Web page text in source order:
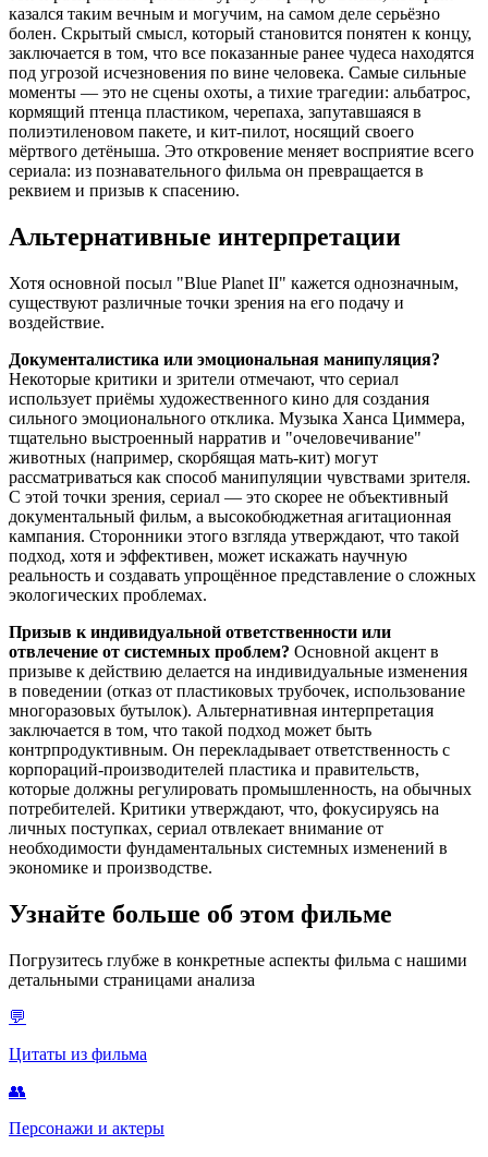
казался таким вечным и могучим, на самом деле серьёзно
болен. Скрытый смысл, который становится понятен к концу,
заключается в том, что все показанные ранее чудеса находятся
под угрозой исчезновения по вине человека. Самые сильные
моменты — это не сцены охоты, а тихие трагедии: альбатрос,
кормящий птенца пластиком, черепаха, запутавшаяся в
полиэтиленовом пакете, и кит-пилот, носящий своего
мёртвого детёныша. Это откровение меняет восприятие всего
сериала: из познавательного фильма он превращается в
реквием и призыв к спасению.
Альтернативные интерпретации
Хотя основной посыл "Blue Planet II" кажется однозначным,
существуют различные точки зрения на его подачу и
воздействие.
Документалистика или эмоциональная манипуляция?
Некоторые критики и зрители отмечают, что сериал
использует приёмы художественного кино для создания
сильного эмоционального отклика. Музыка Ханса Циммера,
тщательно выстроенный нарратив и "очеловечивание"
животных (например, скорбящая мать-кит) могут
рассматриваться как способ манипуляции чувствами зрителя.
С этой точки зрения, сериал — это скорее не объективный
документальный фильм, а высокобюджетная агитационная
кампания. Сторонники этого взгляда утверждают, что такой
подход, хотя и эффективен, может искажать научную
реальность и создавать упрощённое представление о сложных
экологических проблемах.
Призыв к индивидуальной ответственности или
отвлечение от системных проблем? Основной акцент в
призыве к действию делается на индивидуальные изменения
в поведении (отказ от пластиковых трубочек, использование
многоразовых бутылок). Альтернативная интерпретация
заключается в том, что такой подход может быть
контрпродуктивным. Он перекладывает ответственность с
корпораций-производителей пластика и правительств,
которые должны регулировать промышленность, на обычных
потребителей. Критики утверждают, что, фокусируясь на
личных поступках, сериал отвлекает внимание от
необходимости фундаментальных системных изменений в
экономике и производстве.
Узнайте больше об этом фильме
Погрузитесь глубже в конкретные аспекты фильма с нашими
детальными страницами анализа
💬
Цитаты из фильма
👥
Персонажи и актеры